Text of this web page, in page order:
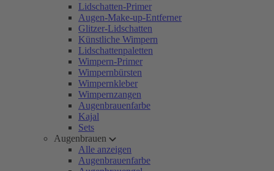
Lidschatten-Primer
Augen-Make-up-Entferner
Glitzer-Lidschatten
Künstliche Wimpern
Lidschattenpaletten
Wimpern-Primer
Wimpernbürsten
Wimpernkleber
Wimpernzangen
Augenbrauenfarbe
Kajal
Sets
Augenbrauen
Alle anzeigen
Augenbrauenfarbe